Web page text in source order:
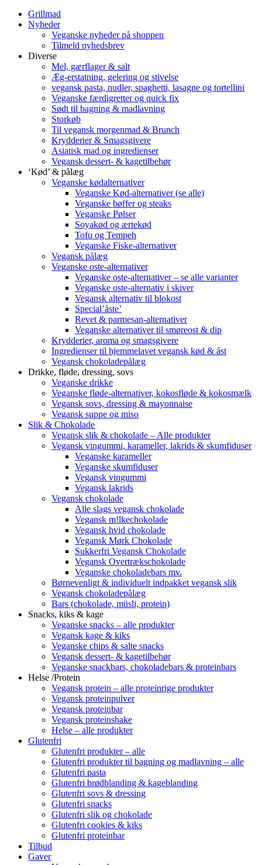
Grillmad
Nyheder
Veganske nyheder på shoppen
Tilmeld nyhedsbrev
Diverse
Mel, gærflager & salt
Æg-erstatning, gelering og stivelse
vegansk pasta, nudler, spaghetti, lasagne og tortellini
Veganske færdigretter og quick fix
Sødt til bagning & madlavning
Storkøb
Til vegansk morgenmad & Brunch
Krydderier & Smagsgivere
Asiatisk mad og ingredienser
Vegansk dessert- & kagetilbehør
‘Kød’ & pålæg
Veganske kødalternativer
Veganske Kød-alternativer (se alle)
Veganske bøffer og steaks
Veganske Pølser
Soyakød og ærtekød
Tofu og Tempeh
Veganske Fiske-alternativer
Vegansk pålæg
Veganske oste-alternativer
Veganske oste-alternativer – se alle varianter
Veganske oste-alternativ i skiver
Vegansk alternativ til blokost
Special’åste’
Revet & parmesan-alternativer
Veganske alternativer til smøreost & dip
Krydderier, aroma og smagsgivere
Ingredienser til hjemmelavet vegansk kød & åst
Vegansk chokoladepålæg
Drikke, fløde, dressing, sovs
Veganske drikke
Veganske fløde-alternativer, kokosfløde & kokosmælk
Vegansk sovs, dressing & mayonnaise
Vegansk suppe og miso
Slik & Chokolade
Vegansk slik & chokolade – Alle produkter
Vegansk vingummi, karameller, lakrids & skumfiduser
Veganske karameller
Veganske skumfiduser
Vegansk vingummi
Vegansk lakrids
Vegansk chokolade
Alle slags vegansk chokolade
Vegansk m!lkechokolade
Vegansk hvid chokolade
Vegansk Mørk Chokolade
Sukkerfri Vegansk Chokolade
Vegansk Overtrækschokolade
Veganske chokoladebars mv.
Børnevenligt & individuelt indpakket vegansk slik
Vegansk chokoladepålæg
Bars (chokolade, müsli, protein)
Snacks, kiks & kage
Veganske snacks – alle produkter
Vegansk kage & kiks
Veganske chips & salte snacks
Vegansk dessert- & kagetilbehør
Veganske snackbars, chokoladebars & proteinbars
Helse /Protein
Vegansk protein – alle proteinrige produkter
Vegansk proteinpulver
Vegansk proteinbar
Vegansk proteinshake
Helse – alle produkter
Glutenfri
Glutenfri produkter – alle
Glutenfri produkter til bagning og madlavning – alle
Glutenfri pasta
Glutenfri brødblanding & kageblanding
Glutenfri sovs & dressing
Glutenfri snacks
Glutenfri slik og chokolade
Glutenfri cookies & kiks
Glutenfri proteinbar
Tilbud
Gaver